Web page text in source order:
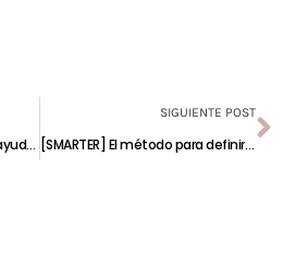
4 acciones sencillas que te ayudarán a alcanzar tus objetivos profesionales (y personales) con éxito
SIGUIENTE POST
[SMARTER] El método para definir tus objetivos y liderar tu crecimiento profesional con éxito